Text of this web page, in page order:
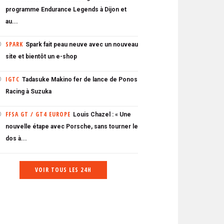
programme Endurance Legends à Dijon et
au...
SPARK Spark fait peau neuve avec un nouveau
site et bientôt un e-shop
IGTC Tadasuke Makino fer de lance de Ponos
Racing à Suzuka
FFSA GT / GT4 EUROPE Louis Chazel : « Une
nouvelle étape avec Porsche, sans tourner le
dos à...
VOIR TOUS LES 24H